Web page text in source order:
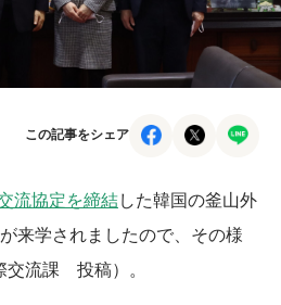
この記事をシェア
流協定を締結した韓国の釜山外
来学されましたので、その様
交流課 投稿）。